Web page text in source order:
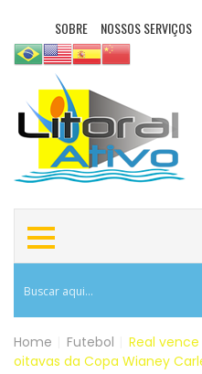
SOBRE NOSSOS SERVIÇOS
Home Futebol
Real
oitavas da Copa Wianey